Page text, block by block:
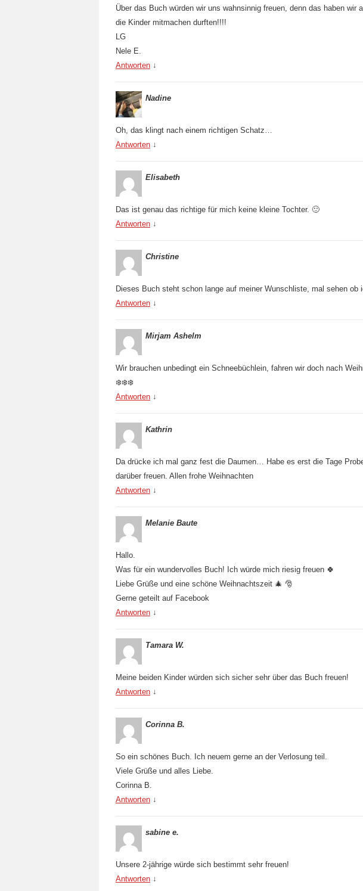
Über das Buch würden wir uns wahnsinnig freuen, denn das haben wir
die Kinder mitmachen durften!!!!
LG
Nele E.
Antworten ↓
Nadine
Oh, das klingt nach einem richtigen Schatz…
Antworten ↓
Elisabeth
Das ist genau das richtige für mich keine kleine Tochter. 🙂
Antworten ↓
Christine
Dieses Buch steht schon lange auf meiner Wunschliste, mal sehen ob
Antworten ↓
Mirjam Ashelm
Wir brauchen unbedingt ein Schneebüchlein, fahren wir doch nach
❄❄❄
Antworten ↓
Kathrin
Da drücke ich mal ganz fest die Daumen… Habe es erst die Tage
darüber freuen. Allen frohe Weihnachten
Antworten ↓
Melanie Baute
Hallo.
Was für ein wundervolles Buch! Ich würde mich riesig freuen 🍀
Liebe Grüße und eine schöne Weihnachtszeit 🎄 🎅
Gerne geteilt auf Facebook
Antworten ↓
Tamara W.
Meine beiden Kinder würden sich sicher sehr über das Buch freuen!
Antworten ↓
Corinna B.
So ein schönes Buch. Ich neuem gerne an der Verlosung teil.
Viele Grüße und alles Liebe.
Corinna B.
Antworten ↓
sabine e.
Unsere 2-jährige würde sich bestimmt sehr freuen!
Antworten ↓